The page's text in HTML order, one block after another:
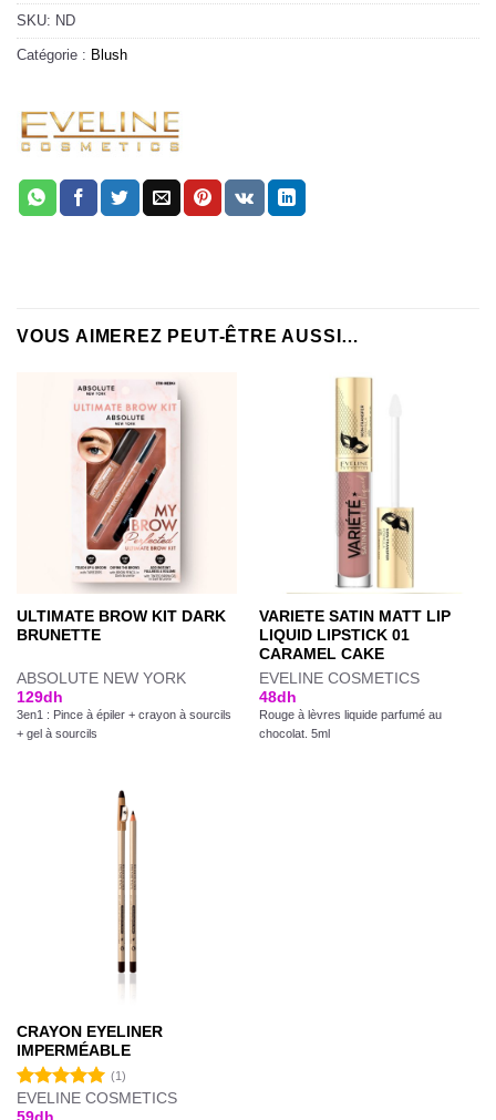
SKU: ND
Catégorie : Blush
VOUS AIMEREZ PEUT-ÊTRE AUSSI…
ULTIMATE BROW KIT DARK
BRUNETTE
ABSOLUTE NEW YORK
129dh
3en1 : Pince à épiler + crayon à sourcils
+ gel à sourcils
VARIETE SATIN MATT LIP
LIQUID LIPSTICK 01
CARAMEL CAKE
EVELINE COSMETICS
48dh
Rouge à lèvres liquide parfumé au
chocolat. 5ml
CRAYON EYELINER
IMPERMÉABLE
Note5.00
(1)
EVELINE COSMETICS